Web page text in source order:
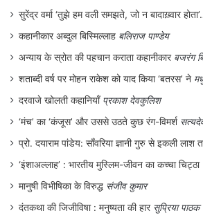
सुरेंद्र वर्मा ‘तुझे हम वली समझते, जो न बादाख़्वार
कहानीकार अब्दुल बिस्मिल्लाह बलिराज पाण्डेय
अन्याय के स्रोत की पहचान कराता कहानीकार बजरंग
शताब्दी वर्ष पर मोहन राकेश को याद किया ‘बतरस’ ने
दरवाजे खोलती कहानियाँ प्रकाश देवकुलिश
‘मंच’ का ‘कंजूस’ और उससे उठते कुछ रंग-विमर्श
प्रो. दयाराम पांडेय: साँवरिया ज्ञानी गुरु से इकली
‘इंशाअल्लाह’ : भारतीय मुस्लिम-जीवन का कच्चा चिट्ठा
मानुषी विभीषिका के विरुद्ध संजीव कुमार
दंतकथा की जिजीविषा : मनुष्यता की हार सुप्रिया पाठक